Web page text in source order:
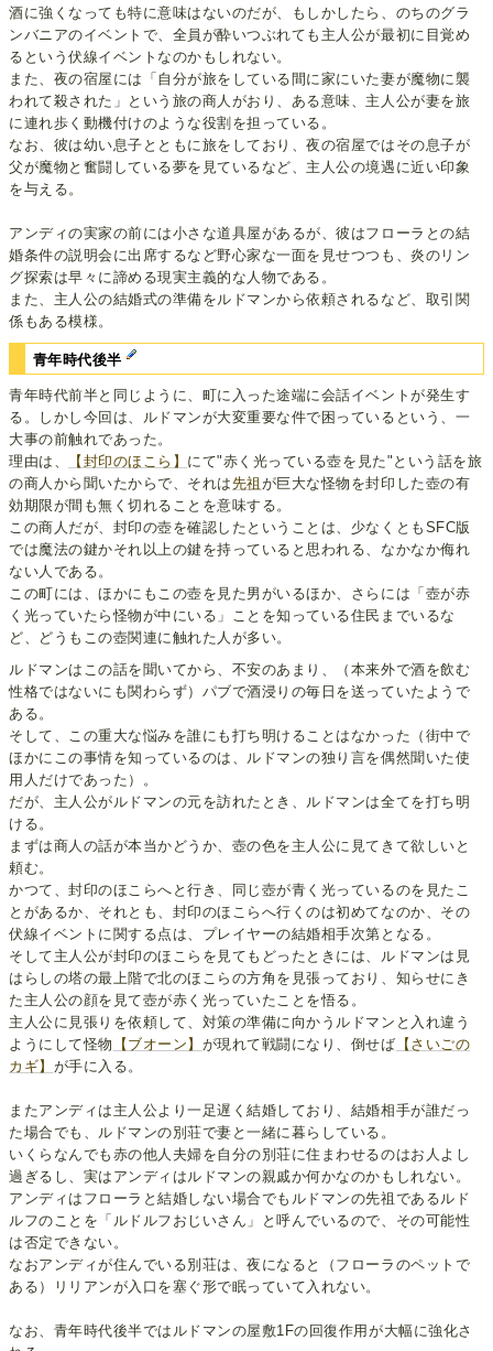
酒に強くなっても特に意味はないのだが、もしかしたら、のちのグラ
ンバニアのイベントで、全員が酔いつぶれても主人公が最初に目覚め
るという伏線イベントなのかもしれない。
また、夜の宿屋には「自分が旅をしている間に家にいた妻が魔物に襲
われて殺された」という旅の商人がおり、ある意味、主人公が妻を旅
に連れ歩く動機付けのような役割を担っている。
なお、彼は幼い息子とともに旅をしており、夜の宿屋ではその息子が
父が魔物と奮闘している夢を見ているなど、主人公の境遇に近い印象
を与える。
アンディの実家の前には小さな道具屋があるが、彼はフローラとの結
婚条件の説明会に出席するなど野心家な一面を見せつつも、炎のリン
グ探索は早々に諦める現実主義的な人物である。
また、主人公の結婚式の準備をルドマンから依頼されるなど、取引関
係もある模様。
青年時代後半
青年時代前半と同じように、町に入った途端に会話イベントが発生す
る。しかし今回は、ルドマンが大変重要な件で困っているという、一
大事の前触れであった。
理由は、
【封印のほこら】 にて"赤く光っている壺を見た"という話を旅
の商人から聞いたからで、それは先祖 が巨大な怪物を封印した壺の有
効期限が間も無く切れることを意味する。
この商人だが、封印の壺を確認したということは、少なくともSFC版
では魔法の鍵かそれ以上の鍵を持っていると思われる、なかなか侮れ
ない人である。
この町には、ほかにもこの壺を見た男がいるほか、さらには「壺が赤
く光っていたら怪物が中にいる」ことを知っている住民までいるな
ど、どうもこの壺関連に触れた人が多い。
ルドマンはこの話を聞いてから、不安のあまり、（本来外で酒を飲む
性格ではないにも関わらず）パブで酒浸りの毎日を送っていたようで
ある。
そして、この重大な悩みを誰にも打ち明けることはなかった（街中で
ほかにこの事情を知っているのは、ルドマンの独り言を偶然聞いた使
用人だけであった）。
だが、主人公がルドマンの元を訪れたとき、ルドマンは全てを打ち明
ける。
まずは商人の話が本当かどうか、壺の色を主人公に見てきて欲しいと
頼む。
かつて、封印のほこらへと行き、同じ壺が青く光っているのを見たこ
とがあるか、それとも、封印のほこらへ行くのは初めてなのか、その
伏線イベントに関する点は、プレイヤーの結婚相手次第となる。
そして主人公が封印のほこらを見てもどったときには、ルドマンは見
はらしの塔の最上階で北のほこらの方角を見張っており、知らせにき
た主人公の顔を見て壺が赤く光っていたことを悟る。
主人公に見張りを依頼して、対策の準備に向かうルドマンと入れ違う
ようにして怪物
【ブオーン】 が現れて戦闘になり、倒せば 【さいごの
カギ】 が手に入る。
またアンディは主人公より一足遅く結婚しており、結婚相手が誰だっ
た場合でも、ルドマンの別荘で妻と一緒に暮らしている。
いくらなんでも赤の他人夫婦を自分の別荘に住まわせるのはお人よし
過ぎるし、実はアンディはルドマンの親戚か何かなのかもしれない。
アンディはフローラと結婚しない場合でもルドマンの先祖であるルド
ルフのことを「ルドルフおじいさん」と呼んでいるので、その可能性
は否定できない。
なおアンディが住んでいる別荘は、夜になると（フローラのペットで
ある）リリアンが入口を塞ぐ形で眠っていて入れない。
なお、青年時代後半ではルドマンの屋敷1Fの回復作用が大幅に強化さ